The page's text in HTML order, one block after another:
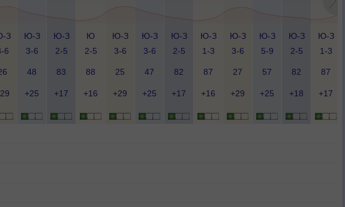
З
6
Ю-З
3-6
Ю-З
2-5
Ю
2-5
Ю-З
3-6
Ю-З
3-6
Ю-З
2-5
Ю-З
1-3
Ю-З
3-6
Ю-З
5-9
Ю-З
2-5
Ю-З
1-3
48 83 88 25 47 82 87 27 57 82 87
+25 +17 +16 +29 +25 +17 +16 +29 +25 +18 +17